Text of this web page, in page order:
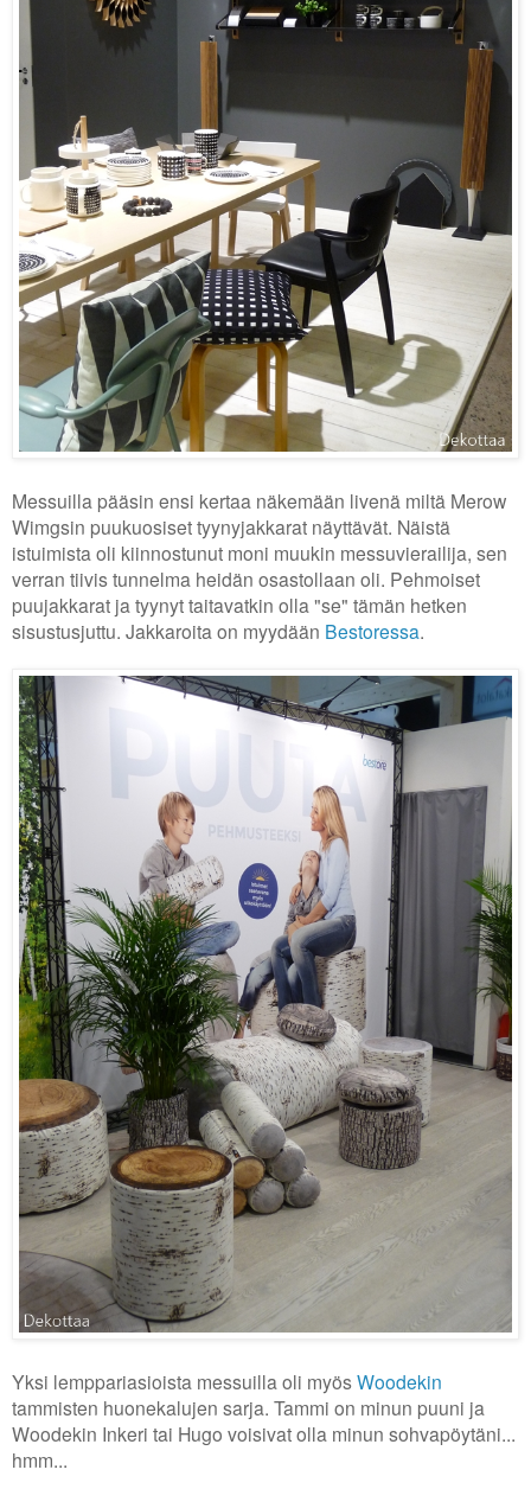
Messuilla pääsin ensi kertaa näkemään livenä miltä Merow
Wimgsin puukuosiset tyynyjakkarat näyttävät. Näistä
istuimista oli kiinnostunut moni muukin messuvierailija, sen
verran tiivis tunnelma heidän osastollaan oli. Pehmoiset
puujakkarat ja tyynyt taitavatkin olla "se" tämän hetken
sisustusjuttu. Jakkaroita on myydään Bestoressa.
Yksi lemppariasioista messuilla oli myösWoodekin
tammisten huonekalujen sarja. Tammi on minun puuni ja
Woodekin Inkeri tai Hugo voisivat olla minun sohvapöytäni...
hmm...